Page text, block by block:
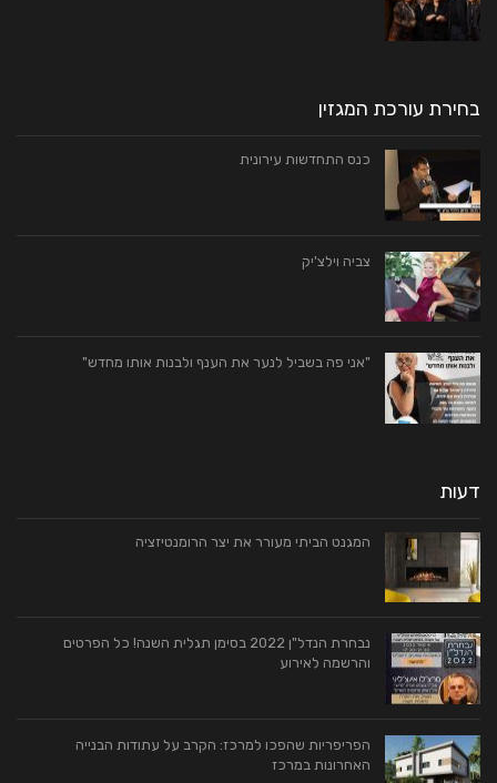
בחירת עורכת המגזין
כנס התחדשות עירונית
צביה וילצ'יק
"אני פה בשביל לנער את הענף ולבנות אותו מחדש"
דעות
המגנט הביתי מעורר את יצר הרומנטיזציה
נבחרת הנדל"ן 2022 בסימן תגלית השנה! כל הפרטים
והרשמה לאירוע
הפריפריות שהפכו למרכז: הקרב על עתודות הבנייה
האחרונות במרכז